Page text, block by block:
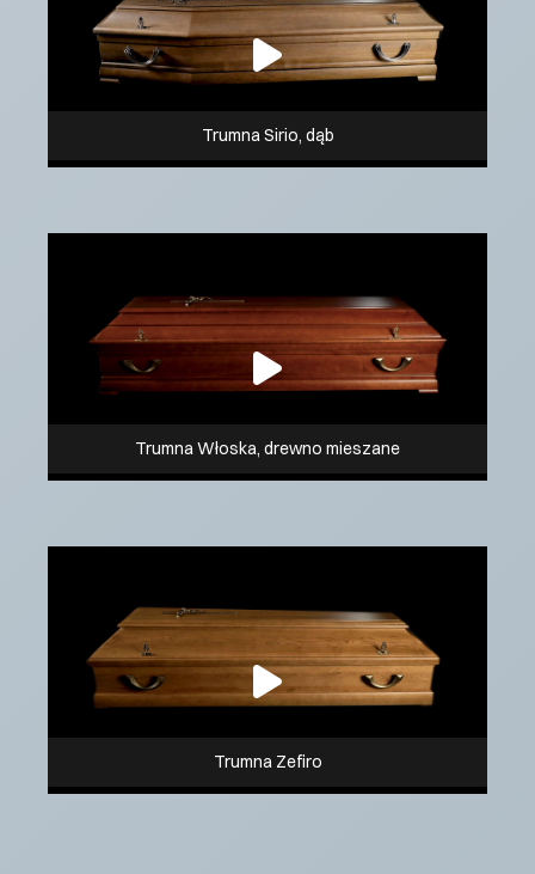
Trumna Sirio, dąb
Trumna Włoska, drewno mieszane
Trumna Zefiro